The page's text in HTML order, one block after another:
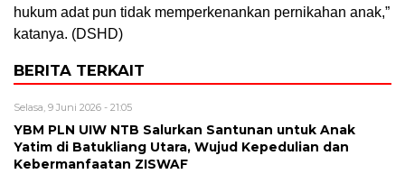
hukum adat pun tidak memperkenankan pernikahan anak,”
katanya. (DSHD)
BERITA TERKAIT
Selasa, 9 Juni 2026 - 21:05
YBM PLN UIW NTB Salurkan Santunan untuk Anak
Yatim di Batukliang Utara, Wujud Kepedulian dan
Kebermanfaatan ZISWAF